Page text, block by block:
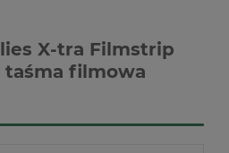
X-tra Filmstrip
taśma filmowa